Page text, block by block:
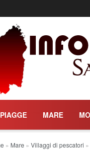
MARE
» Mare » Villaggi di pescatori »